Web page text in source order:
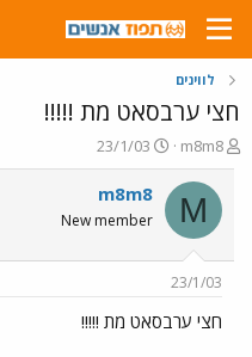
לווינים
חצי ערבסאט מת !!!!!
פ
ו
ת
ח
ה
ש
א
m8m8
פ
ו
ר
ם
ר
23/1/03
M
m8m8
New member
23/1/03
חצי ערבסאט מת !!!!!